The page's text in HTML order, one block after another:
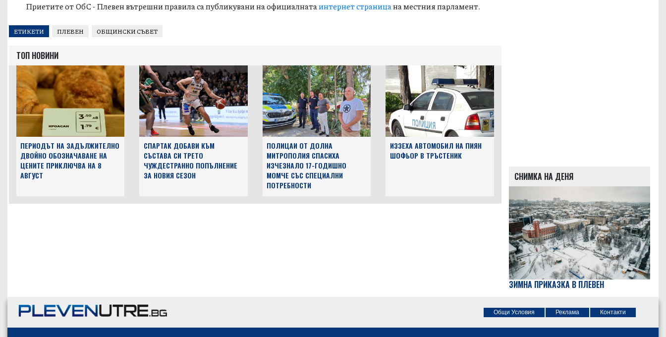
Приетите от ОбС - Плевен вътрешни правила са публикувани на официалнатаинтернет страницана местния парламент.
ЕТИКЕТИ ПЛЕВЕН ОБЩИНСКИ СЪВЕТ
ТОП НОВИНИ
ПЕРИОДЪТ НА ЗАДЪЛЖИТЕЛНО
ДВОЙНО ОБОЗНАЧАВАНЕ НА
ЦЕНИТЕ ПРИКЛЮЧВА НА 8
АВГУСТ
СПАРТАК ДОБАВИ КЪМ
СЪСТАВА СИ ТРЕТО
ЧУЖДЕСТРАННО ПОПЪЛНЕНИЕ
ЗА НОВИЯ СЕЗОН
ПОЛИЦАИ ОТ ДОЛНА
МИТРОПОЛИЯ СПАСИХА
ИЗЧЕЗНАЛО 17-ГОДИШНО
МОМЧЕ СЪС СПЕЦИАЛНИ
ПОТРЕБНОСТИ
ИЗЗЕХА АВТОМОБИЛ НА ПИЯН
ШОФЬОР В ТРЪСТЕНИК
СНИМКА НА ДЕНЯ
ЗИМНА ПРИКАЗКА В ПЛЕВЕН
Общи Условия Реклама Контакти